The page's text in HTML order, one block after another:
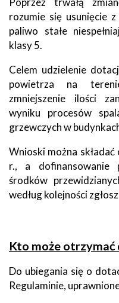
rozumie się usunięcie
paliwo stałe
klasy 5.
Celem udzielenie
powietrza na
zmniejszenie ilości
wyniku procesów
grzewczych w
Wnioski można
r., a dofinansowanie
środków
według kolejności
Kto może otrzymać
Do ubiegania się o
Regulaminie,